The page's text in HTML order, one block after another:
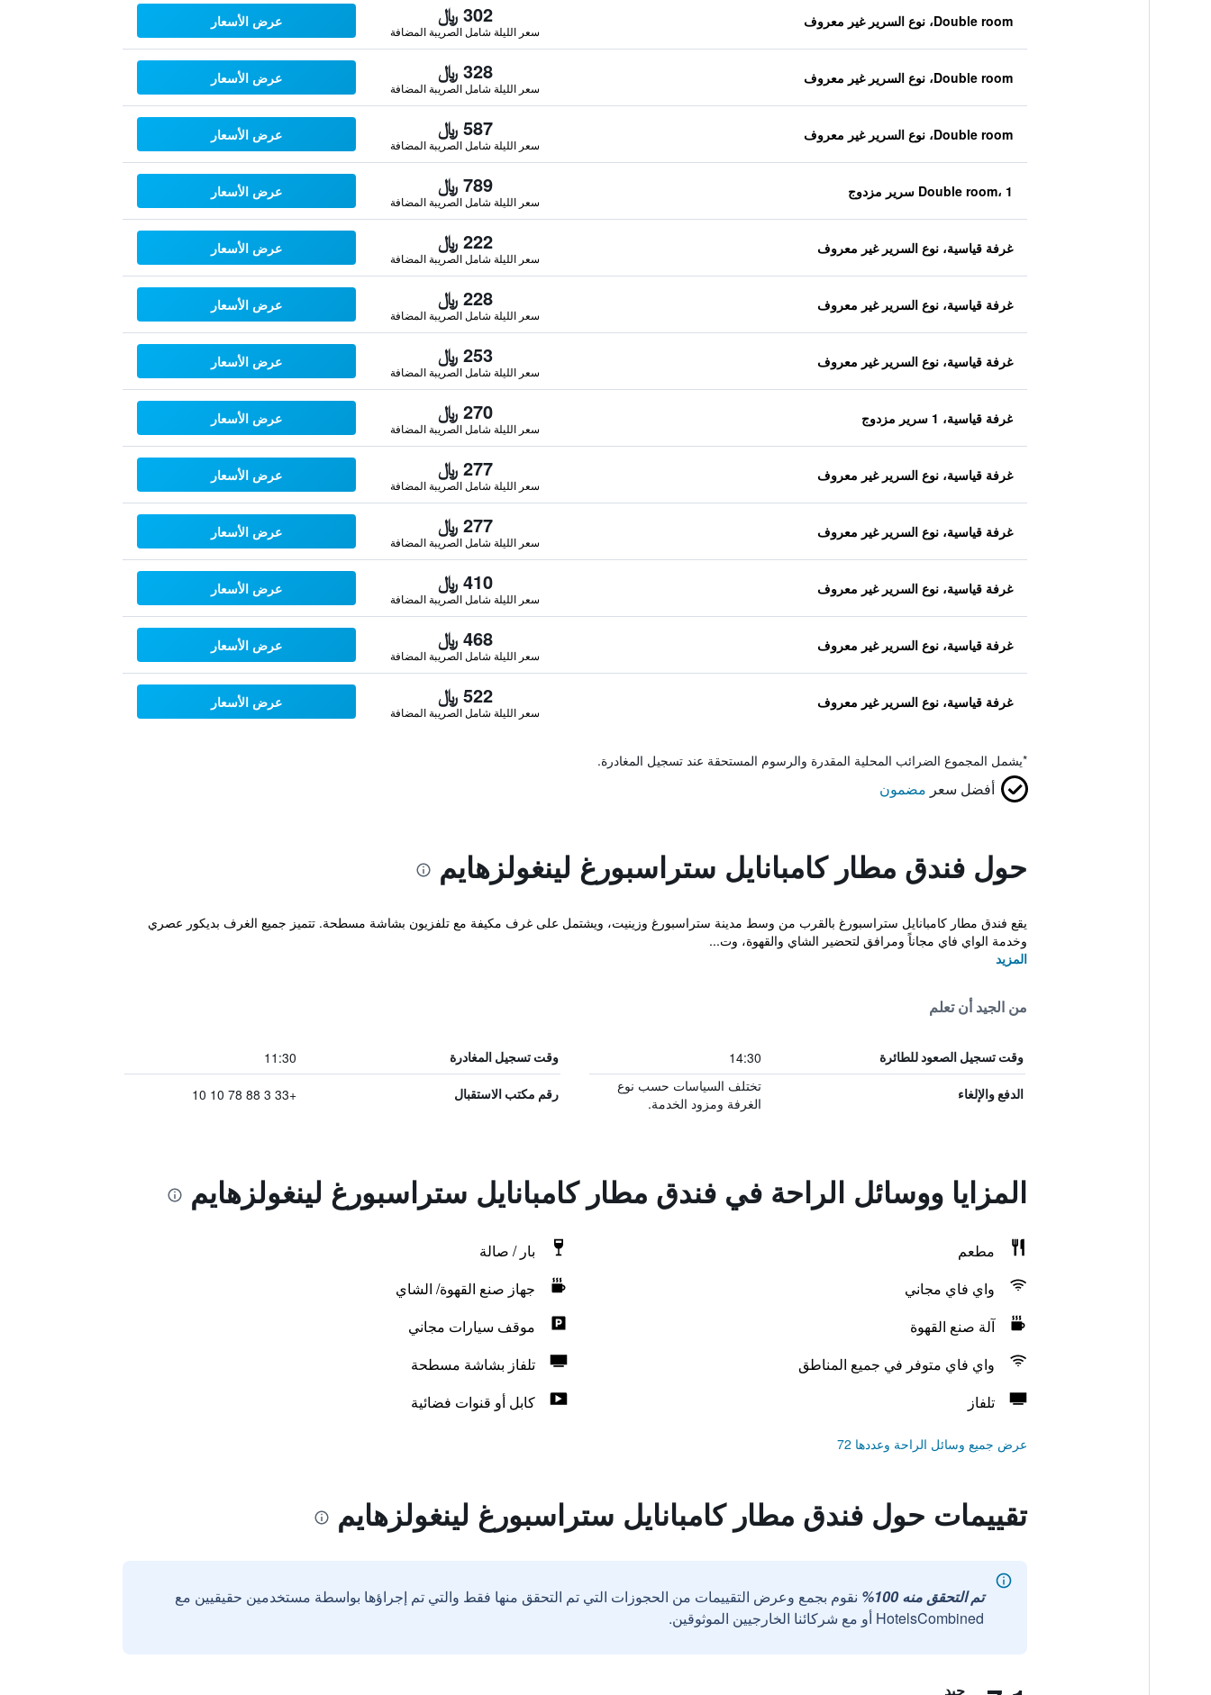
Double room، نوع السرير غير معروف 302 ﷼
سعر الليلة شامل الصريبة المضافة
عرض الأسعار
Double room، نوع السرير غير معروف 328 ﷼
سعر الليلة شامل الصريبة المضافة
عرض الأسعار
Double room، نوع السرير غير معروف 587 ﷼
سعر الليلة شامل الصريبة المضافة
عرض الأسعار
Double room، 1 سرير مزدوج 789 ﷼
سعر الليلة شامل الصريبة المضافة
عرض الأسعار
غرفة قياسية، نوع السرير غير معروف 222 ﷼
سعر الليلة شامل الصريبة المضافة
عرض الأسعار
غرفة قياسية، نوع السرير غير معروف 228 ﷼
سعر الليلة شامل الصريبة المضافة
عرض الأسعار
غرفة قياسية، نوع السرير غير معروف 253 ﷼
سعر الليلة شامل الصريبة المضافة
عرض الأسعار
غرفة قياسية، 1 سرير مزدوج 270 ﷼
سعر الليلة شامل الصريبة المضافة
عرض الأسعار
غرفة قياسية، نوع السرير غير معروف 277 ﷼
سعر الليلة شامل الصريبة المضافة
عرض الأسعار
غرفة قياسية، نوع السرير غير معروف 277 ﷼
سعر الليلة شامل الصريبة المضافة
عرض الأسعار
غرفة قياسية، نوع السرير غير معروف 410 ﷼
سعر الليلة شامل الصريبة المضافة
عرض الأسعار
غرفة قياسية، نوع السرير غير معروف 468 ﷼
سعر الليلة شامل الصريبة المضافة
عرض الأسعار
غرفة قياسية، نوع السرير غير معروف 522 ﷼
سعر الليلة شامل الصريبة المضافة
عرض الأسعار
*يشمل المجموع الضرائب المحلية المقدرة والرسوم المستحقة عند تسجيل المغادرة.
أفضل سعر مضمون
حول فندق مطار كامبانايل ستراسبورغ لينغولزهايم
يقع فندق مطار كامبانايل ستراسبورغ بالقرب من وسط مدينة ستراسبورغ وزينيت، ويشتمل على غرف مكيفة مع تلفزيون بشاشة مسطحة. تتميز جميع الغرف بديكور عصري
وخدمة الواي فاي مجاناً ومرافق لتحضير الشاي والقهوة، وت...
المزيد
من الجيد أن تعلم
وقت تسجيل الصعود للطائرة 14:30 وقت تسجيل المغادرة 11:30
الدفع والإلغاء
تختلف السياسات حسب نوع
الغرفة ومزود الخدمة.
رقم مكتب الاستقبال +33 3 88 78 10 10
المزايا ووسائل الراحة في فندق مطار كامبانايل ستراسبورغ لينغولزهايم
مطعم
بار / صالة
واي فاي مجاني
جهاز صنع القهوة/ الشاي
آلة صنع القهوة
موقف سيارات مجاني
واي فاي متوفر في جميع المناطق
تلفاز بشاشة مسطحة
تلفاز
كابل أو قنوات فضائية
عرض جميع وسائل الراحة وعددها 72
تقييمات حول فندق مطار كامبانايل ستراسبورغ لينغولزهايم
تم التحقق منه 100%
نقوم بجمع وعرض التقييمات من الحجوزات التي تم التحقق منها فقط والتي تم إجراؤها بواسطة مستخدمين حقيقيين مع
HotelsCombined أو مع شركائنا الخارجيين الموثوقين.
جيد